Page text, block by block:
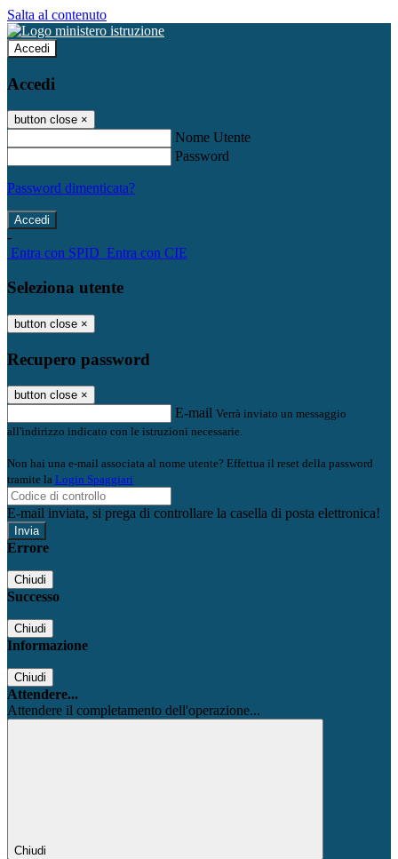
Salta al contenuto
Accedi
Accedi
button close ×
Nome Utente
Password
Password dimenticata?
-
Entra con SPID Entra con CIE
Seleziona utente
button close ×
Recupero password
button close ×
E-mail Verrà inviato un messaggio
all'indirizzo indicato con le istruzioni necessarie.
Non hai una e-mail associata al nome utente? Effettua il reset della password
tramite la Login Spaggiari
E-mail inviata, si prega di controllare la casella di posta elettronica!
Errore
Chiudi
Successo
Chiudi
Informazione
Chiudi
Attendere...
Attendere il completamento dell'operazione...
Chiudi